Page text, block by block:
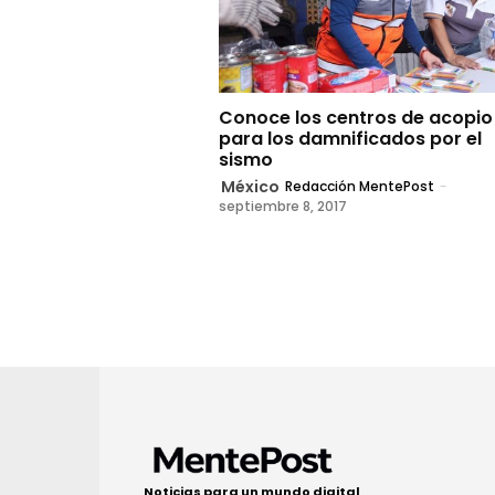
Conoce los centros de acopio
para los damnificados por el
sismo
México Redacción MentePost -
septiembre 8, 2017